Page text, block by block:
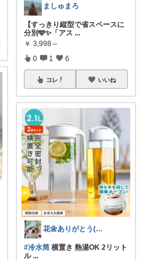
ましゅまろ
【すっきり縦型で省スペースに
分別🩵✨「アス ...
￥ 3,998～
0 1 6
コレ いいね
花🌼ありがとう(*･ω･)*_ _)ﾍ
#冷水筒 横置き 熱湯OK 2リット
ル...